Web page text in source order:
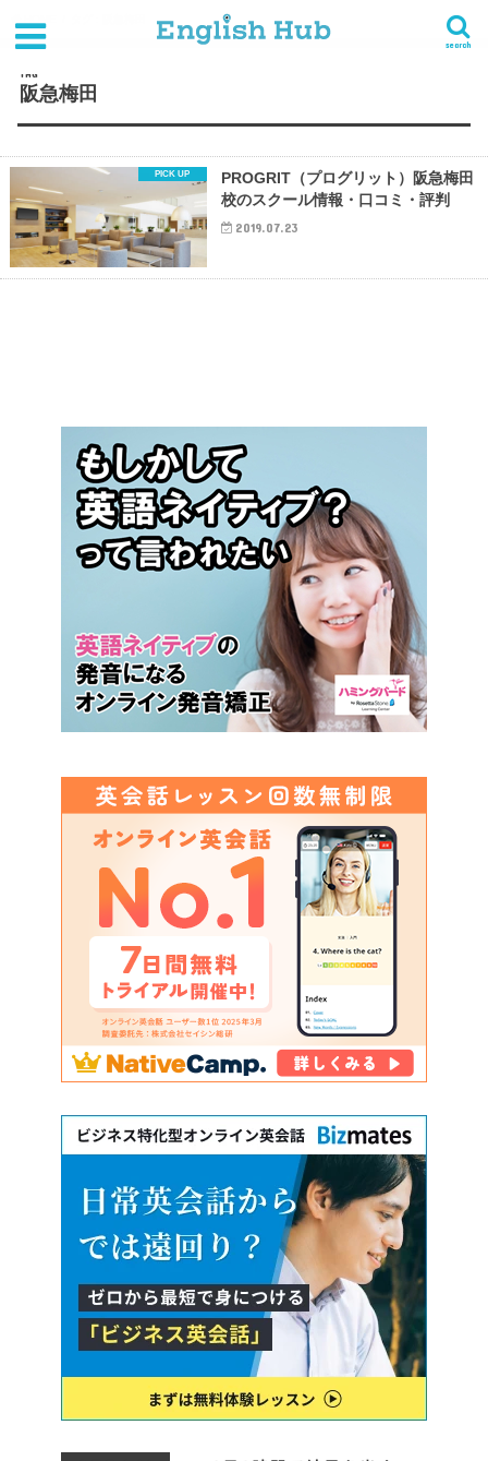
search
TAG
阪急梅田
PROGRIT（プログリット）阪急梅田
校のスクール情報・口コミ・評判
2019.07.23